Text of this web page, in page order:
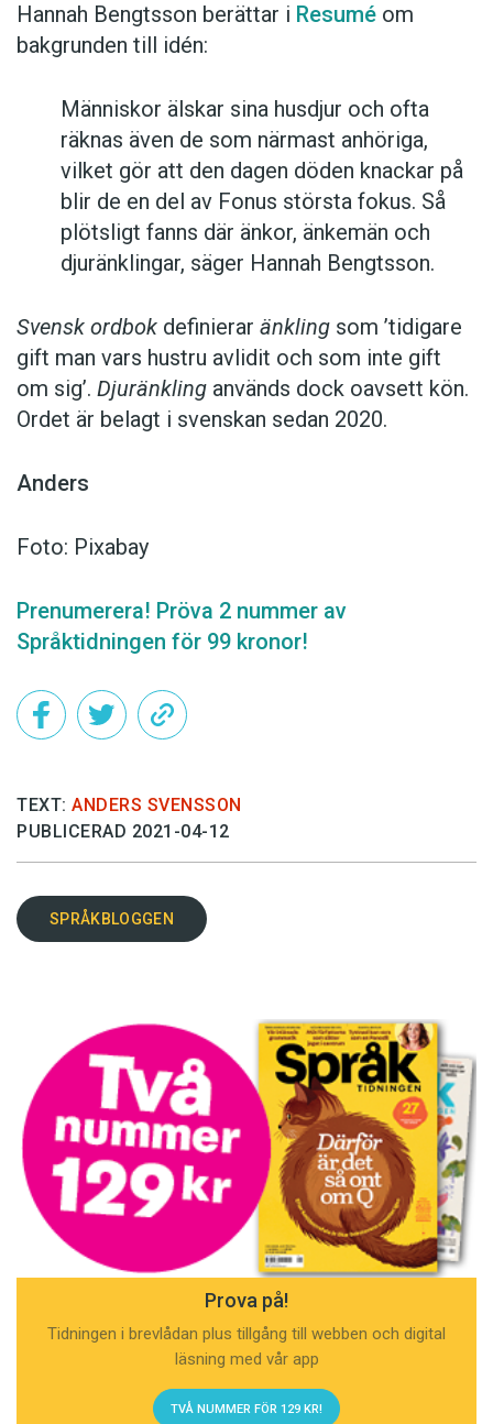
Hannah Bengtsson berättar i Resumé om
bakgrunden till idén:
Människor älskar sina husdjur och ofta
räknas även de som närmast anhöriga,
vilket gör att den dagen döden knackar på
blir de en del av Fonus största fokus. Så
plötsligt fanns där änkor, änkemän och
djuränklingar, säger Hannah Bengtsson.
Svensk ordbok definierar änkling som ’tidigare
gift man vars hustru av­lidit och som inte gift
om sig’. Djuränkling används dock oavsett kön.
Ordet är belagt i svenskan sedan 2020.
Anders
Foto: Pixabay
Prenumerera! Pröva 2 nummer av
Språktidningen för 99 kronor!
TEXT: ANDERS SVENSSON
PUBLICERAD 2021-04-12
SPRÅKBLOGGEN
Prova på!
Tidningen i brevlådan plus tillgång till webben och digital
läsning med vår app
TVÅ NUMMER FÖR 129 KR!